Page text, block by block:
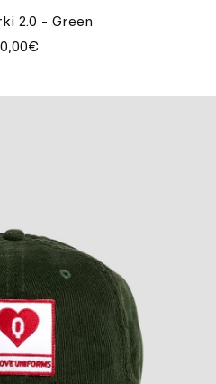
2.0 - Green